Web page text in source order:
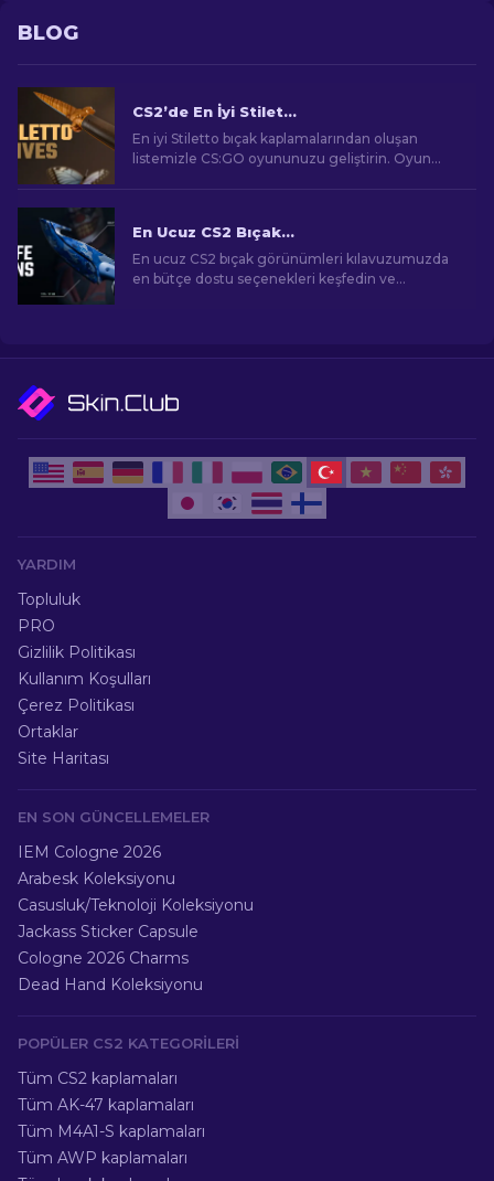
BLOG
CS2’de En İyi Stiletto Knife Skin’leri [2026]
En iyi Stiletto bıçak kaplamalarından oluşan
listemizle CS:GO oyununuzu geliştirin. Oyun
En Ucuz CS2 Bıçak Görünümleri [2026]
En ucuz CS2 bıçak görünümleri kılavuzumuzda
en bütçe dostu seçenekleri keşfedin ve
YARDIM
Topluluk
PRO
Gizlilik Politikası
Kullanım Koşulları
Çerez Politikası
Ortaklar
Site Haritası
EN SON GÜNCELLEMELER
IEM Cologne 2026
Arabesk Koleksiyonu
Casusluk/Teknoloji Koleksiyonu
Jackass Sticker Capsule
Cologne 2026 Charms
Dead Hand Koleksiyonu
POPÜLER CS2 KATEGORILERI
Tüm CS2 kaplamaları
Tüm AK-47 kaplamaları
Tüm M4A1-S kaplamaları
Tüm AWP kaplamaları